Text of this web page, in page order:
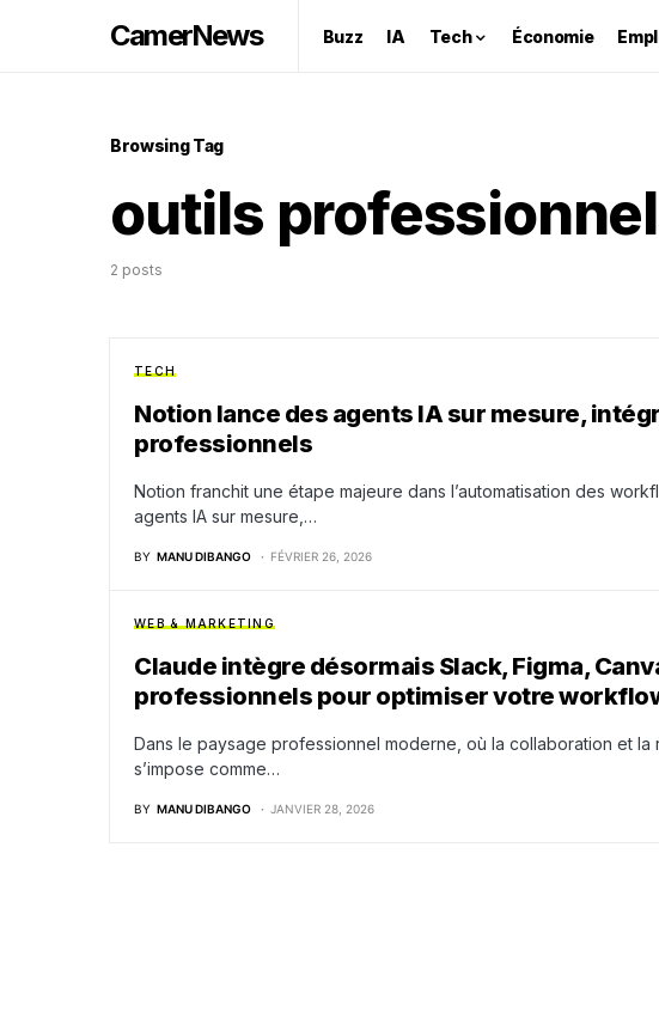
CamerNews Buzz IA Tech Économie
Browsing Tag
outils
2 posts
TECH
Notion lance des agents IA sur mesure,
professionnels
Notion franchit une étape majeure dans l’automatisation des
agents IA sur mesure,…
BY MANU DIBANGO FÉVRIER 26, 2026
WEB & MARKETING
Claude intègre désormais Slack, Figma,
professionnels pour optimiser votre
Dans le paysage professionnel moderne, où la collaboration et
s’impose comme…
BY MANU DIBANGO JANVIER 28, 2026